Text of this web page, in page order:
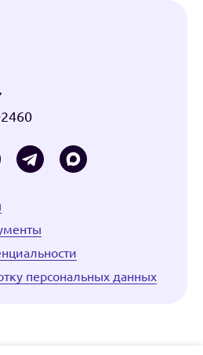
персональных данных